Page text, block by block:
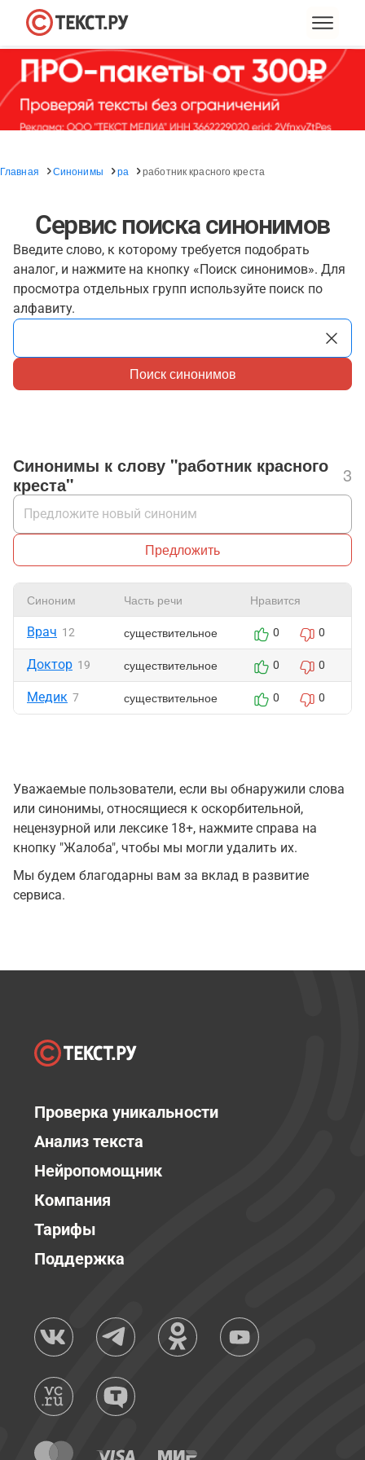
Главная Синонимы ра работник красного креста
Сервис поиска синонимов
Введите слово, к которому требуется подобрать
аналог, и нажмите на кнопку «Поиск синонимов». Для
просмотра отдельных групп используйте поиск по
алфавиту.
Поиск синонимов
Синонимы к слову "работник красного
креста"
3
Предложить
Синоним Часть речи Нравится
Врач 12 существительное 0 0
Доктор 19 существительное 0 0
Медик 7 существительное 0 0
Уважаемые пользователи, если вы обнаружили слова
или синонимы, относящиеся к оскорбительной,
нецензурной или лексике 18+, нажмите справа на
кнопку "Жалоба", чтобы мы могли удалить их.
Мы будем благодарны вам за вклад в развитие
сервиса.
Проверка уникальности
Анализ текста
Нейропомощник
Компания
Тарифы
Поддержка